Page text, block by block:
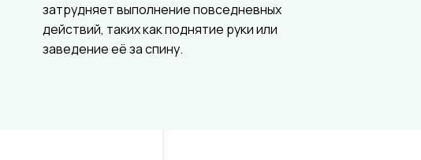
затрудняет выполнение повседневных
действий, таких как поднятие руки или
заведение её за спину.